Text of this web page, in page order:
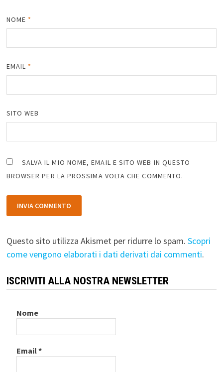
NOME *
EMAIL *
SITO WEB
SALVA IL MIO NOME, EMAIL E SITO WEB IN QUESTO
BROWSER PER LA PROSSIMA VOLTA CHE COMMENTO.
Questo sito utilizza Akismet per ridurre lo spam. Scopri
come vengono elaborati i dati derivati dai commenti.
ISCRIVITI ALLA NOSTRA NEWSLETTER
Nome
Email*